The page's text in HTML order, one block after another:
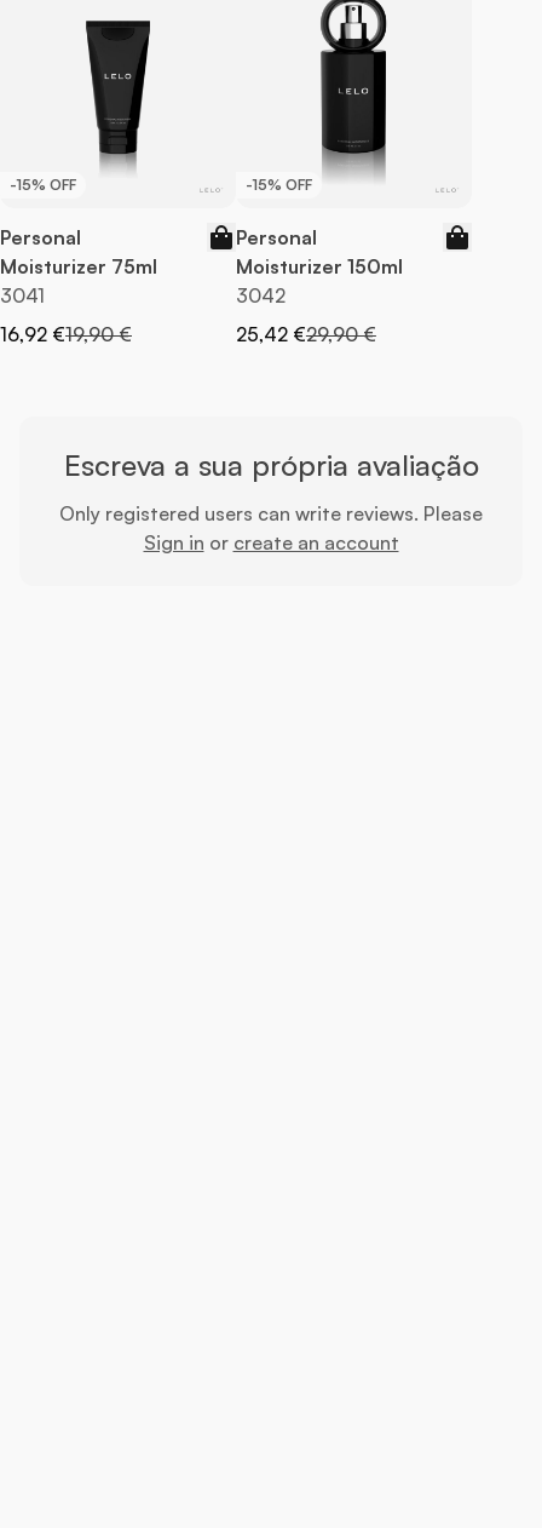
-15% OFF
Personal
Moisturizer 75ml
3041
Preço Especial
16,92 €Preço Normal
19,90 €
-15% OFF
Personal
Moisturizer 150ml
3042
Preço Especial
25,42 €Preço Normal
29,90 €
Escreva a sua própria avaliação
Only registered users can write reviews. Please
Sign in or create an account